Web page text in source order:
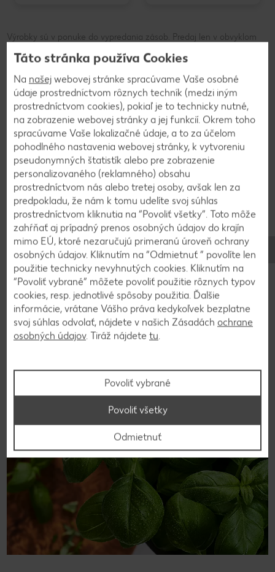
Výrobky sú v ponuke do vypredania zásob. Predaj len v obvyklom
Používanie a skladovanie
Na čo sa môže bazalka použiť a
ako sa má skladovať?
V kuchyni sa používajú ako korenie čerstvé i sušené listy
bazalky. Avšak pri sušení sa časť arómy stráca. Obvykle sa
lístky roztrhajú v prstoch alebo rozdrvia v mažiari.
Keďže bazalka veľmi citlivo reaguje na teplo a, odobne ako
pri sušení, veľmi rýchlo stráca arómu, pri varení sa pridáva
vždy až na koniec. Pri konzervácii čerstvých lístkov sa lístky z
oboch strán natrú olivovým olejom a zamrazia. Táto metóda
sa používa aj pri sušení listov. Ak máte bazalku na okennom
parapete, odháňa dotieravé muchy. Čerstvú bazalku je
najlepšie trhať až krátko pred použitím. Čerstvú bazalku
možno uchovávať v chladničke iba niekoľko dní.
Táto stránka používa Cookies
Na našej webovej stránke spracúvame Vaše osobné
údaje prostredníctvom rôznych techník (medzi iným
prostredníctvom cookies), pokiaľ je to technicky nutné,
na zobrazenie webovej stránky a jej funkcií. Okrem toho
spracúvame Vaše lokalizačné údaje, a to za účelom
pohodlného nastavenia webovej stránky, k vytvoreniu
pseudonymných štatistík alebo pre zobrazenie
personalizovaného (reklamného) obsahu
prostredníctvom nás alebo tretej osoby, avšak len za
predpokladu, že nám k tomu udelíte svoj súhlas
prostredníctvom kliknutia na “Povoliť všetky”. Toto môže
zahŕňať aj prípadný prenos osobných údajov do krajín
mimo EÚ, ktoré nezaručujú primeranú úroveň ochrany
osobných údajov. Kliknutím na “Odmietnuť ” povolíte len
použitie technicky nevyhnutých cookies. Kliknutím na
“Povoliť vybrané” môžete povoliť použitie rôznych typov
cookies, resp. jednotlivé spôsoby použitia. Ďalšie
informácie, vrátane Vášho práva kedykoľvek bezplatne
svoj súhlas odvolať, nájdete v našich Zásadách ochrane
osobných údajov. Tiráž nájdete tu.
Povoliť vybrané
Odmietnuť
Povoliť všetky